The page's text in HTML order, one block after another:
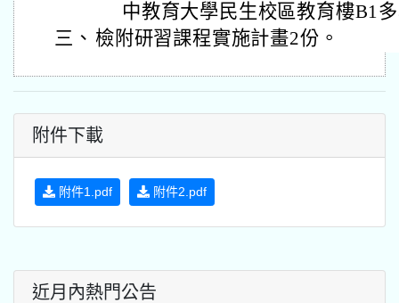
中教育大學民生校區教育樓B1
三、 檢附研習課程實施計畫2份。
附件下載
附件1.pdf 附件2.pdf
近月內熱門公告